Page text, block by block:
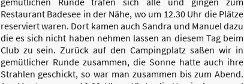
Restaurant Badesee in der Nähe, wo um 12.30 Uhr die Plätze
reserviert waren. Dort kamen auch Sandra und Manuel dazu
die es sich nicht haben nehmen lassen an diesem Tag beim
Club zu sein. Zurück auf den Campingplatz saßen wir in
gemütlicher Runde zusammen, die Sonne hatte auch ihre
Strahlen geschickt, so war man zusammen bis zum Abend.